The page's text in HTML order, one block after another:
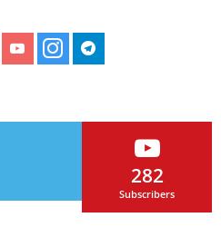
282
Subscribers